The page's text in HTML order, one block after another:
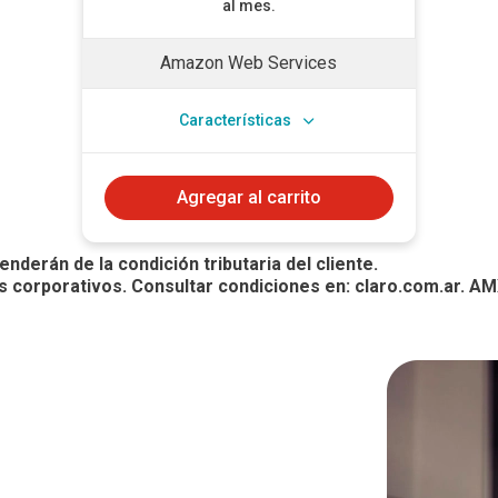
al mes.
Amazon Web Services
Características
Agregar al carrito
de la condición tributaria del cliente.
Consultar condiciones en: claro.com.ar.